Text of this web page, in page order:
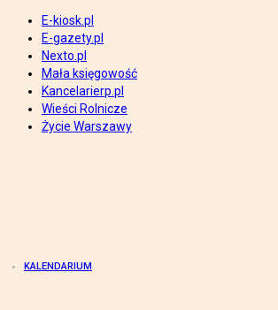
E-kiosk.pl
E-gazety.pl
Nexto.pl
Mała księgowość
Kancelarierp.pl
Wieści Rolnicze
Życie Warszawy
KALENDARIUM